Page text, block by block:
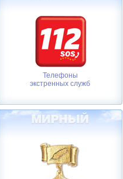
Телефоны
экстренных служб